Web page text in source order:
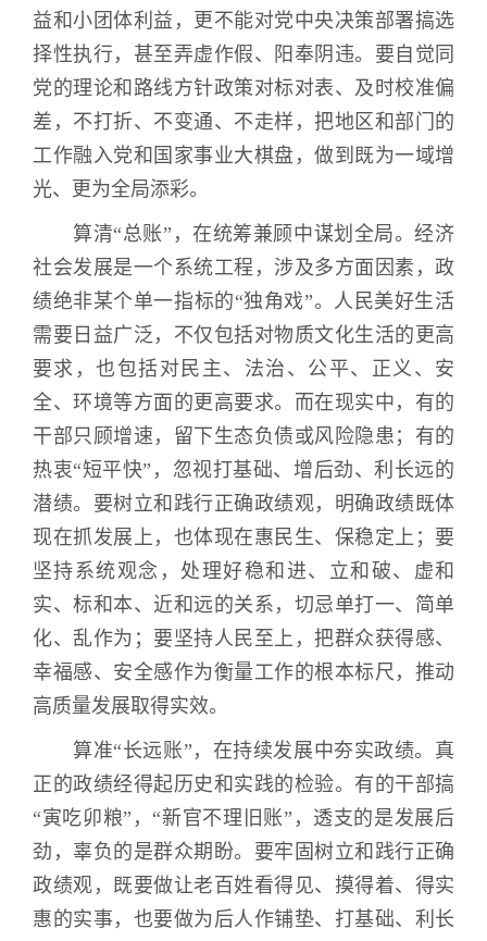
益和小团体利益，更不能对党中央决策部署搞选
择性执行，甚至弄虚作假、阳奉阴违。要自觉同
党的理论和路线方针政策对标对表、及时校准偏
差，不打折、不变通、不走样，把地区和部门的
工作融入党和国家事业大棋盘，做到既为一域增
光、更为全局添彩。
算清“总账”，在统筹兼顾中谋划全局。经济
社会发展是一个系统工程，涉及多方面因素，政
绩绝非某个单一指标的“独角戏”。人民美好生活
需要日益广泛，不仅包括对物质文化生活的更高
要求，也包括对民主、法治、公平、正义、安
全、环境等方面的更高要求。而在现实中，有的
干部只顾增速，留下生态负债或风险隐患；有的
热衷“短平快”，忽视打基础、增后劲、利长远的
潜绩。要树立和践行正确政绩观，明确政绩既体
现在抓发展上，也体现在惠民生、保稳定上；要
坚持系统观念，处理好稳和进、立和破、虚和
实、标和本、近和远的关系，切忌单打一、简单
化、乱作为；要坚持人民至上，把群众获得感、
幸福感、安全感作为衡量工作的根本标尺，推动
高质量发展取得实效。
算准“长远账”，在持续发展中夯实政绩。真
正的政绩经得起历史和实践的检验。有的干部搞
“寅吃卯粮”，“新官不理旧账”，透支的是发展后
劲，辜负的是群众期盼。要牢固树立和践行正确
政绩观，既要做让老百姓看得见、摸得着、得实
惠的实事，也要做为后人作铺垫、打基础、利长